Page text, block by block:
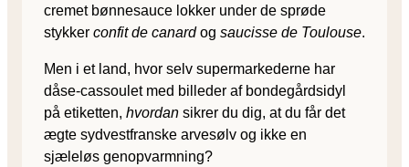
cremet bønnesauce lokker under de sprøde
stykker confit de canardog saucisse de Toulouse.
Men i et land, hvor selv supermarkederne har
dåse-cassoulet med billeder af bondegårdsidyl
på etiketten, hvordan sikrer du dig, at du får det
ægte sydvestfranske arvesølv og ikke en
sjæleløs genopvarmning?